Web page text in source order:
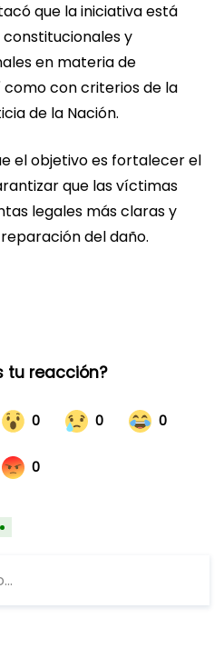
que la iniciativa está
y
en materia de
con criterios de la
de la Nación.
el objetivo es fortalecer el
que las víctimas
legales más claras y
del daño.